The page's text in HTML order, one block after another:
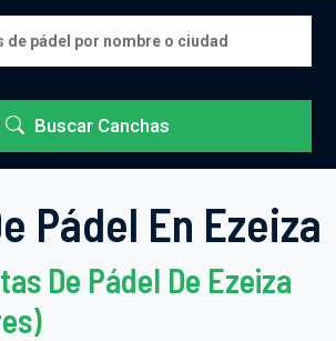
Buscar Canchas
Pádel En Ezeiza
De Pádel De Ezeiza